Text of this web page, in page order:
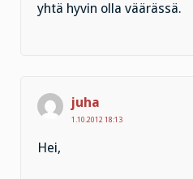
yhtä hyvin olla väärässä.
juha
1.10.2012 18:13
Hei,